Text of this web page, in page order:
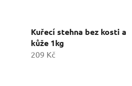
Kuřecí stehna bez kosti a
kůže 1kg
209 Kč